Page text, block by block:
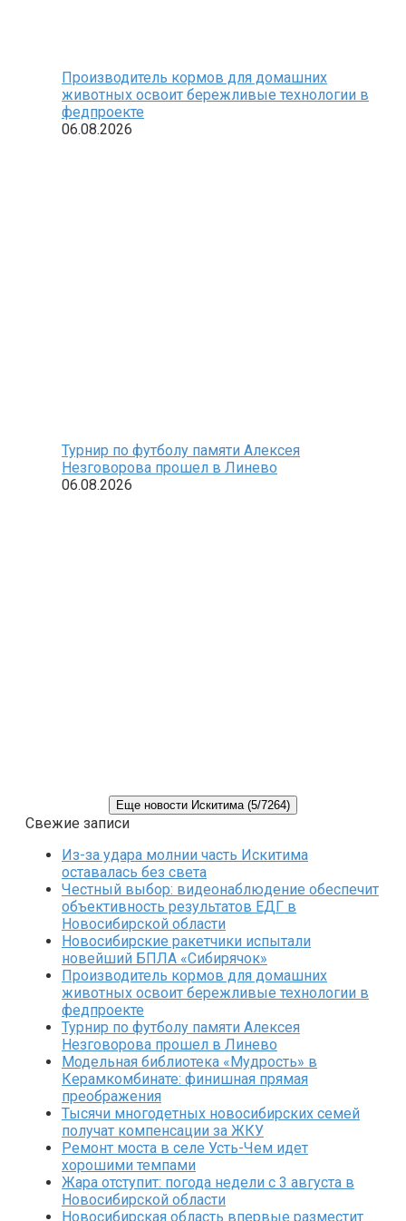
Производитель кормов для домашних
животных освоит бережливые технологии в
федпроекте
06.08.2026
Турнир по футболу памяти Алексея
Незговорова прошел в Линево
06.08.2026
Еще новости Искитима (5/7264)
Свежие записи
Из-за удара молнии часть Искитима
оставалась без света
Честный выбор: видеонаблюдение обеспечит
объективность результатов ЕДГ в
Новосибирской области
Новосибирские ракетчики испытали
новейший БПЛА «Сибирячок»
Производитель кормов для домашних
животных освоит бережливые технологии в
федпроекте
Турнир по футболу памяти Алексея
Незговорова прошел в Линево
Модельная библиотека «Мудрость» в
Керамкомбинате: финишная прямая
преображения
Тысячи многодетных новосибирских семей
получат компенсации за ЖКУ
Ремонт моста в селе Усть-Чем идет
хорошими темпами
Жара отступит: погода недели с 3 августа в
Новосибирской области
Новосибирская область впервые разместит